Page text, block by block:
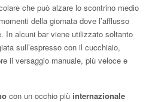
che può alzare lo scontrino medio
della giornata dove l’afflusso
In alcuni bar viene utilizzato soltanto
sull’espresso con il cucchiaio,
il versaggio manuale, più veloce e
con un occhio più internazionale